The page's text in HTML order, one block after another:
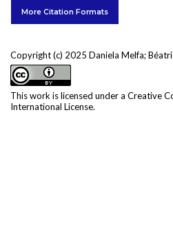
More Citation Formats
Copyright (c) 2025 Daniela Melfa;
This work is licensed under a Creative
International License.